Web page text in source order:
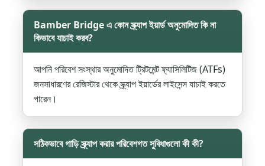
Bamber Bridge এ কোন স্ক্র্যাপ ইয়ার্ড অনুমোদিত কি না
কিভাবে যাচাই করব?
আপনি পরিবেশ সংস্থার অনুমোদিত ট্রিটমেন্ট ফ্যাসিলিটিজ (ATFs)
জনসাধারণের রেজিস্টার থেকে স্ক্র্যাপ ইয়ার্ডের লাইসেন্স যাচাই করতে
পারেন।
সঠিকভাবে গাড়ি স্ক্র্যাপ করার পরিবেশগত সুবিধাগুলো কী কী?